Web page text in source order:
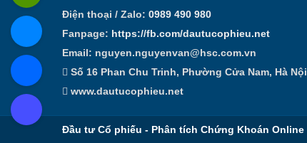
Điện thoại / Zalo: 0989 490 980
Fanpage: https://fb.com/dautucophieu.net
Email: nguyen.nguyenvan@hsc.com.vn
Số 16 Phan Chu Trinh, Phường Cửa Nam, Hà Nội
www.dautucophieu.net
Đầu tư Cổ phiếu - Phân tích Chứng Khoán Online